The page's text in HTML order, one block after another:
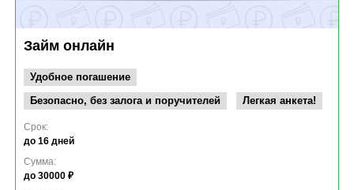
Займ онлайн
Удобное погашение
Безопасно, без залога и поручителей
Легкая анкета!
Срок:
до 16 дней
Сумма:
до 30000 ₽